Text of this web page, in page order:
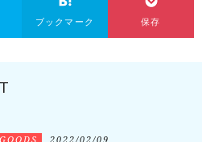
ブックマーク 保存
GOODS 2022/02/09